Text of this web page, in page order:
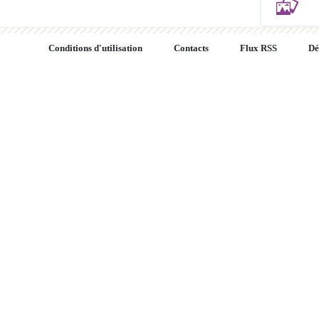
Conditions d'utilisation Contacts Flux RSS